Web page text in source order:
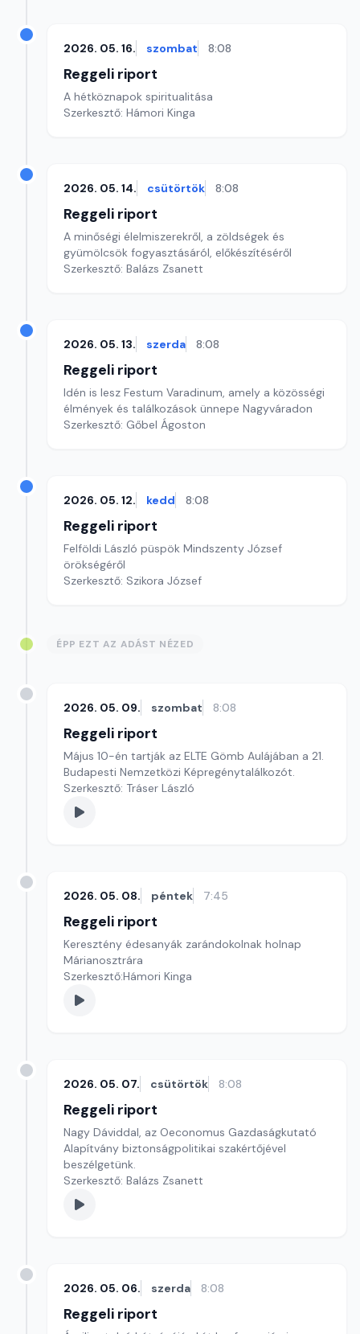
2026. 05. 16. szombat 8:08
Reggeli riport
A hétköznapok spiritualitása
Szerkesztő: Hámori Kinga
2026. 05. 14. csütörtök 8:08
Reggeli riport
A minőségi élelmiszerekről, a zöldségek és
gyümölcsök fogyasztásáról, előkészítéséről
Szerkesztő: Balázs Zsanett
2026. 05. 13. szerda 8:08
Reggeli riport
Idén is lesz Festum Varadinum, amely a közösségi
élmények és találkozások ünnepe Nagyváradon
Szerkesztő: Gőbel Ágoston
2026. 05. 12. kedd 8:08
Reggeli riport
Felföldi László püspök Mindszenty József
örökségéről
Szerkesztő: Szikora József
ÉPP EZT AZ ADÁST NÉZED
2026. 05. 09. szombat 8:08
Reggeli riport
Május 10-én tartják az ELTE Gömb Aulájában a 21.
Budapesti Nemzetközi Képregénytalálkozót.
Szerkesztő: Tráser László
2026. 05. 08. péntek 7:45
Reggeli riport
Keresztény édesanyák zarándokolnak holnap
Márianosztrára
Szerkesztő:Hámori Kinga
2026. 05. 07. csütörtök 8:08
Reggeli riport
Nagy Dáviddal, az Oeconomus Gazdaságkutató
Alapítvány biztonságpolitikai szakértőjével
beszélgetünk.
Szerkesztő: Balázs Zsanett
2026. 05. 06. szerda 8:08
Reggeli riport